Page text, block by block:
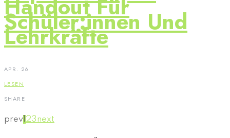
Handout Für
Schüler:innen Und
Lehrkräfte
APR. 26
LESEN
SHARE
prev 23next